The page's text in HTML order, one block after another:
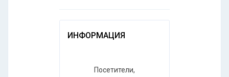
ИНФОРМАЦИЯ
Посетители,